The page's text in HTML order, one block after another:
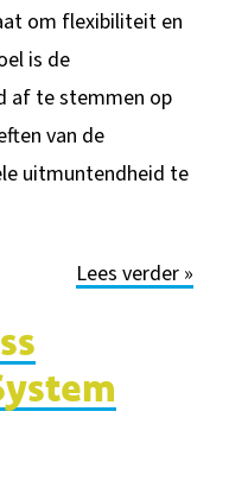
om flexibiliteit en
is de
af te stemmen op
van de
uitmuntendheid te
Lees verder »